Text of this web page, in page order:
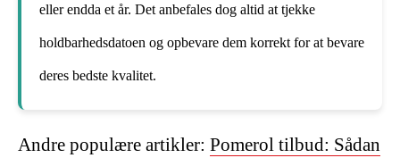
eller endda et år. Det anbefales dog altid at tjekke
holdbarhedsdatoen og opbevare dem korrekt for at bevare
deres bedste kvalitet.
Andre populære artikler: Pomerol tilbud: Sådan